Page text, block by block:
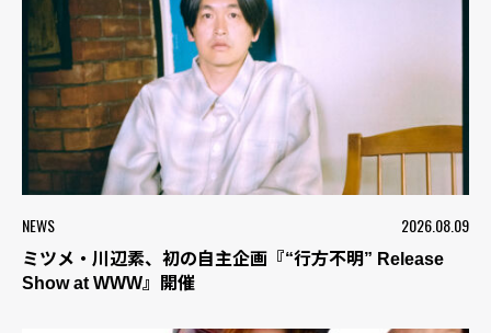
NEWS 2026.08.09
ミツメ・川辺素、初の自主企画『“行方不明” Release
Show at WWW』開催